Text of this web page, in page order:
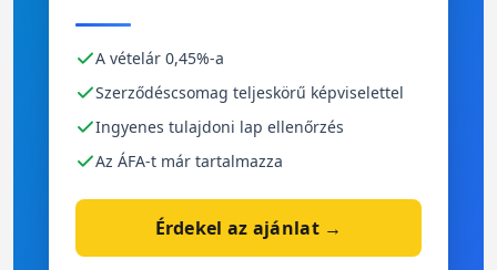
A vételár 0,45%-a
Szerződéscsomag teljeskörű képviselettel
Ingyenes tulajdoni lap ellenőrzés
Az ÁFA-t már tartalmazza
Érdekel az ajánlat →